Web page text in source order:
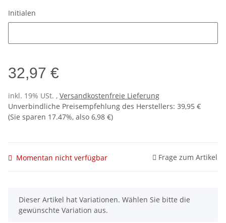
Initialen
32,97 €
inkl. 19% USt. , Versandkostenfreie Lieferung
Unverbindliche Preisempfehlung des Herstellers: 39,95 €
(Sie sparen 17.47%, also 6,98 €)
Momentan nicht verfügbar Frage zum Artikel
x
Dieser Artikel hat Variationen. Wählen Sie bitte die
gewünschte Variation aus.